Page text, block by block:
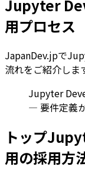
Jupyter
用プロセス
JapanDev.jpで
流れをご紹介しま
Jupyter
— 要件定義
トップ
用の採用方